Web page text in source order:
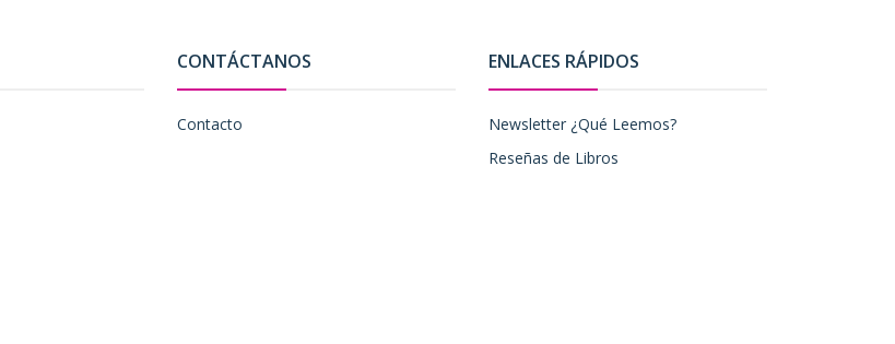
CONTÁCTANOS
Contacto
ENLACES RÁPIDOS
Newsletter ¿Qué Leemos?
Reseñas de Libros